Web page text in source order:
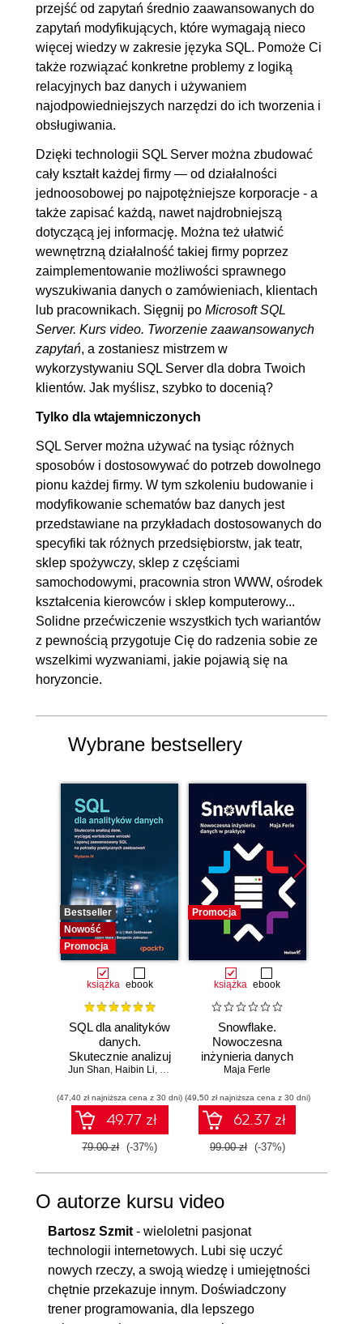
przejść od zapytań średnio zaawansowanych do
zapytań modyfikujących, które wymagają nieco
więcej wiedzy w zakresie języka SQL. Pomoże Ci
także rozwiązać konkretne problemy z logiką
relacyjnych baz danych i używaniem
najodpowiedniejszych narzędzi do ich tworzenia i
obsługiwania.
Dzięki technologii SQL Server można zbudować
cały kształt każdej firmy — od działalności
jednoosobowej po najpotężniejsze korporacje - a
także zapisać każdą, nawet najdrobniejszą
dotyczącą jej informację. Można też ułatwić
wewnętrzną działalność takiej firmy poprzez
zaimplementowanie możliwości sprawnego
wyszukiwania danych o zamówieniach, klientach
lub pracownikach. Sięgnij po Microsoft SQL
Server. Kurs video. Tworzenie zaawansowanych
zapytań, a zostaniesz mistrzem w
wykorzystywaniu SQL Server dla dobra Twoich
klientów. Jak myślisz, szybko to docenią?
Tylko dla wtajemniczonych
SQL Server można używać na tysiąc różnych
sposobów i dostosowywać do potrzeb dowolnego
pionu każdej firmy. W tym szkoleniu budowanie i
modyfikowanie schematów baz danych jest
przedstawiane na przykładach dostosowanych do
specyfiki tak różnych przedsiębiorstw, jak teatr,
sklep spożywczy, sklep z częściami
samochodowymi, pracownia stron WWW, ośrodek
kształcenia kierowców i sklep komputerowy...
Solidne przećwiczenie wszystkich tych wariantów
z pewnością przygotuje Cię do radzenia sobie ze
wszelkimi wyzwaniami, jakie pojawią się na
horyzoncie.
Wybrane bestsellery
Bestseller
Nowość
Promocja
książka ebook
SQL dla analityków
danych.
Skutecznie analizuj
dane, wyciągaj
wnioski i opanuj
zaawansowany
SQL na potrzeby
praktycznych
Wydanie IV
Jun Shan, Haibin Li, Matt Goldwasser,Upom Malik
(47,40 zł najniższa cena z 30 dni)
49.77 zł
79.00 zł (-37%)
Promocja
książka ebook
Snowflake.
Nowoczesna
inżynieria danych
w praktyce
Maja Ferle
(49,50 zł najniższa cena z 30 dni)
62.37 zł
99.00 zł (-37%)
O autorze kursu video
Bartosz Szmit - wieloletni pasjonat
technologii internetowych. Lubi się uczyć
nowych rzeczy, a swoją wiedzę i umiejętności
chętnie przekazuje innym. Doświadczony
trener programowania, dla lepszego